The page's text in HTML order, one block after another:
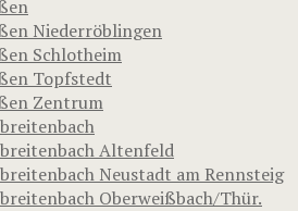
Niederröblingen
Schlotheim
Topfstedt
Zentrum
Altenfeld
Neustadt am Rennsteig
Oberweißbach/Thür.